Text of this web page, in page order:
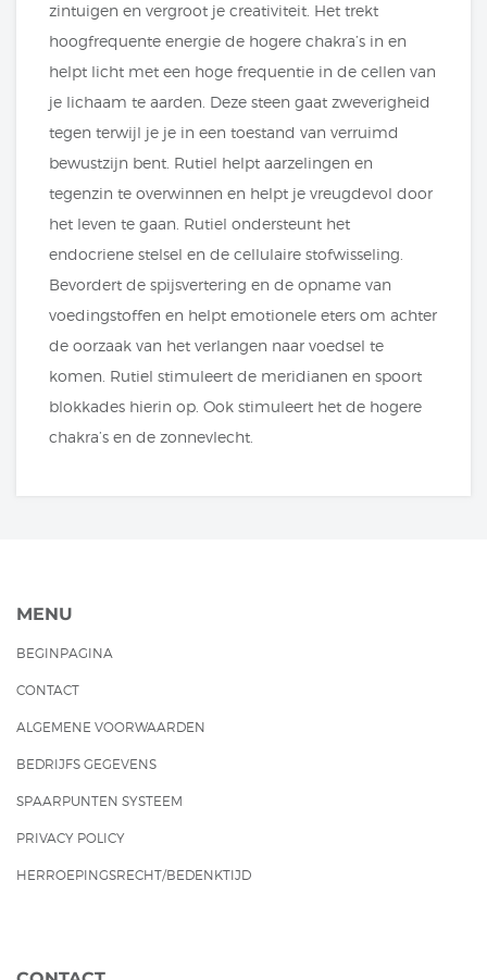
zintuigen en vergroot je creativiteit. Het trekt
hoogfrequente energie de hogere chakra’s in en
helpt licht met een hoge frequentie in de cellen van
je lichaam te aarden. Deze steen gaat zweverigheid
tegen terwijl je je in een toestand van verruimd
bewustzijn bent. Rutiel helpt aarzelingen en
tegenzin te overwinnen en helpt je vreugdevol door
het leven te gaan. Rutiel ondersteunt het
endocriene stelsel en de cellulaire stofwisseling.
Bevordert de spijsvertering en de opname van
voedingstoffen en helpt emotionele eters om achter
de oorzaak van het verlangen naar voedsel te
komen. Rutiel stimuleert de meridianen en spoort
blokkades hierin op. Ook stimuleert het de hogere
chakra’s en de zonnevlecht.
MENU
BEGINPAGINA
CONTACT
ALGEMENE VOORWAARDEN
BEDRIJFS GEGEVENS
SPAARPUNTEN SYSTEEM
PRIVACY POLICY
HERROEPINGSRECHT/BEDENKTIJD